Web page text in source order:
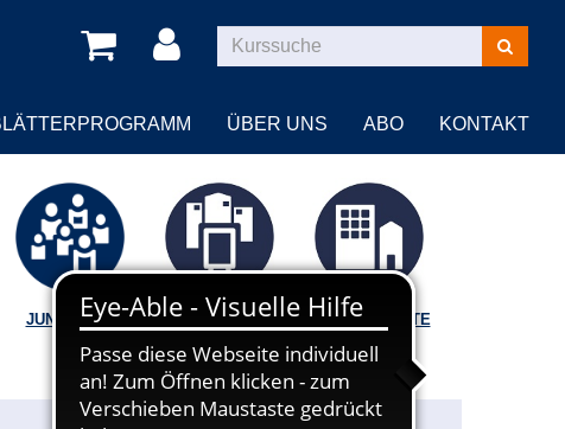
Kurse
suchen
ÜBER UNS ABO KONTAKT
JUNGE VHS
VORTRÄGE |
BILDUNGSORTE